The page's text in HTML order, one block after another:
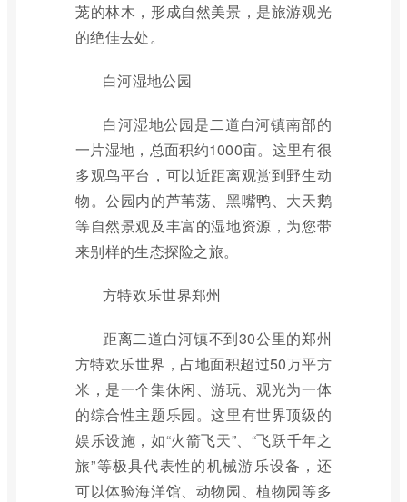
茏的林木，形成自然美景，是旅游观光
的绝佳去处。
白河湿地公园
白河湿地公园是二道白河镇南部的
一片湿地，总面积约1000亩。这里有很
多观鸟平台，可以近距离观赏到野生动
物。公园内的芦苇荡、黑嘴鸭、大天鹅
等自然景观及丰富的湿地资源，为您带
来别样的生态探险之旅。
方特欢乐世界郑州
距离二道白河镇不到30公里的郑州
方特欢乐世界，占地面积超过50万平方
米，是一个集休闲、游玩、观光为一体
的综合性主题乐园。这里有世界顶级的
娱乐设施，如“火箭飞天”、“飞跃千年之
旅”等极具代表性的机械游乐设备，还
可以体验海洋馆、动物园、植物园等多